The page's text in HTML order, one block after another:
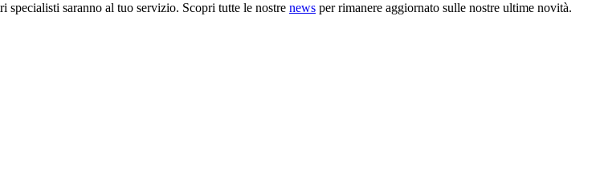
specialisti saranno al tuo servizio. Scopri tutte le nostre news per rimanere aggiornato sulle nostre ultime novità.